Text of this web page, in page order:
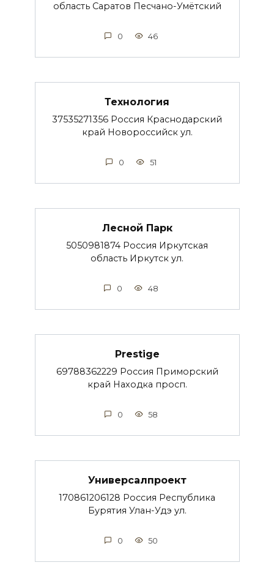
область Саратов Песчано-Умётский
0 46
Технология
37535271356 Россия Краснодарский
край Новороссийск ул.
0 51
Лесной Парк
5050981874 Россия Иркутская
область Иркутск ул.
0 48
Prestige
69788362229 Россия Приморский
край Находка просп.
0 58
Универсалпроект
170861206128 Россия Республика
Бурятия Улан-Удэ ул.
0 50